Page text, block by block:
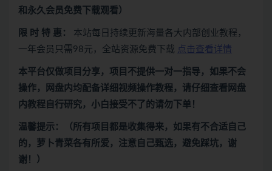
和永久会员免费下载观看）
限 时 特 惠： 本站每日持续更新海量各大内部创业教程，
一年会员只需98元，全站资源免费下载 点击查看详情
本平台仅做项目分享，项目不提供一对一指导，如果不会
操作，网盘内均配备详细视频操作教程，请仔细查看网盘
内教程自行研究，小白接受不了的请勿下单！
温馨提示：（所有项目都是收集得来，如果有不合适自己
的，萝卜青菜各有所爱，注意自己甄选，避免踩坑，谢
谢！）